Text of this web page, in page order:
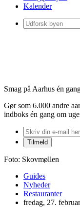
Kalender
Smag på Aarhus én
Gør som 6.000 andre
indboks én gang om
Foto: Skovmøllen
Guides
Nyheder
Restauranter
fredag, 27.